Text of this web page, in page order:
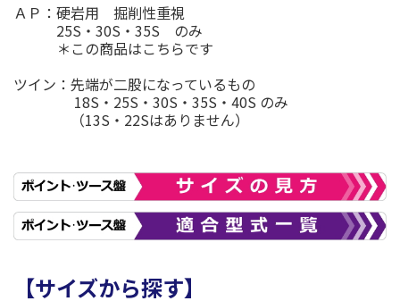
ＡＰ：硬岩用 掘削性重視
25S・30S・35S のみ
＊この商品はこちらです
ツイン：先端が二股になっているもの
18S・25S・30S・35S・40S のみ
（13S・22Sはありません）
【サイズから探す】